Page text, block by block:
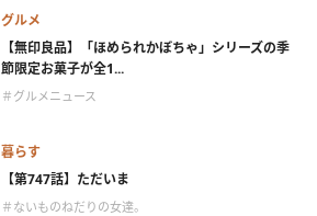
グルメ
【無印良品】「ほめられかぼちゃ」シリーズの季
節限定お菓子が全1...
＃グルメニュース
暮らす
【第747話】ただいま
＃ないものねだりの女達。